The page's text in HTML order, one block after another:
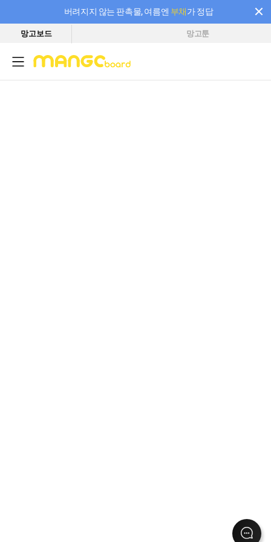
버려지지 않는 판촉물, 여름엔 부채가 정답
필요한 만큼 충전하고 끊김 없이 작업하세요! 새로워진 AI 부스터 요금제
망고보드 망고툰